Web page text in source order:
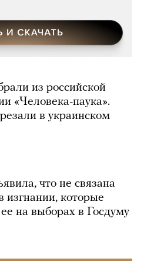
из российской
«Человека-паука».
в украинском
что не связана
изгнании, которые
на выборах в Госдуму